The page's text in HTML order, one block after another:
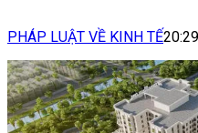
PHÁP LUẬT VỀ KINH TẾ20:29